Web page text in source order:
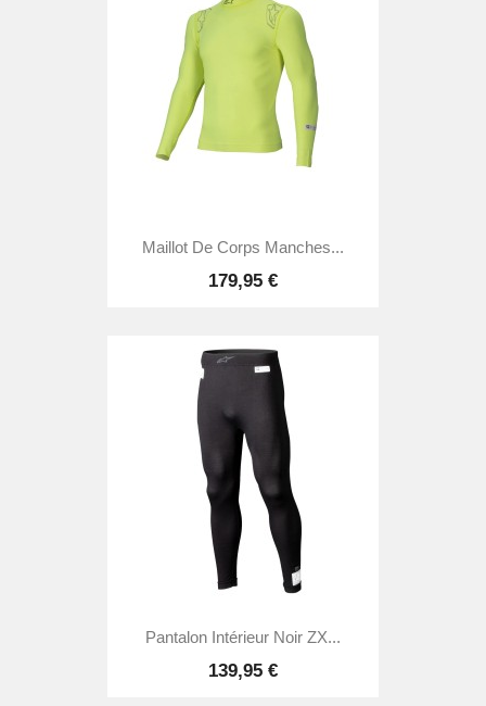
Maillot De Corps Manches...
179,95 €
Pantalon Intérieur Noir ZX...
139,95 €